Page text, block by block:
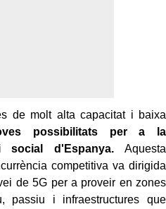
de molt alta capacitat i baixa
possibilitats per a la
social d'Espanya. Aquesta
competitiva va dirigida
de 5G per a proveir en zones
passiu i infraestructures que